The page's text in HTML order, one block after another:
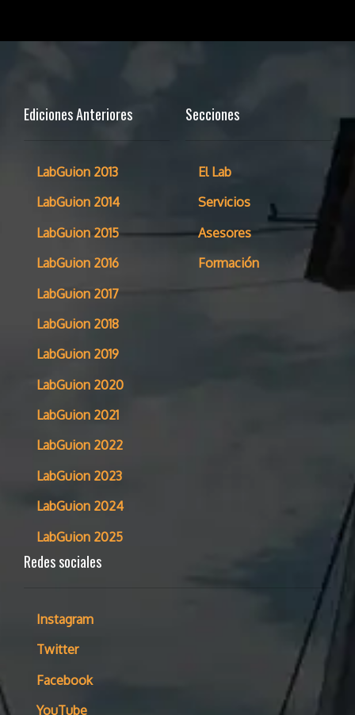
Ediciones Anteriores
LabGuion 2013
LabGuion 2014
LabGuion 2015
LabGuion 2016
LabGuion 2017
LabGuion 2018
LabGuion 2019
LabGuion 2020
LabGuion 2021
LabGuion 2022
LabGuion 2023
LabGuion 2024
LabGuion 2025
Secciones
El Lab
Servicios
Asesores
Formación
Redes sociales
Instagram
Twitter
Facebook
YouTube